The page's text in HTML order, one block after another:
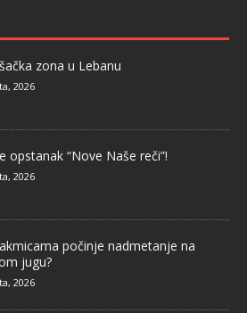
zona u Lebanu
2026
opstanak “Nove Naše reči”!
2026
počinje nadmetanje na
jugu?
2026